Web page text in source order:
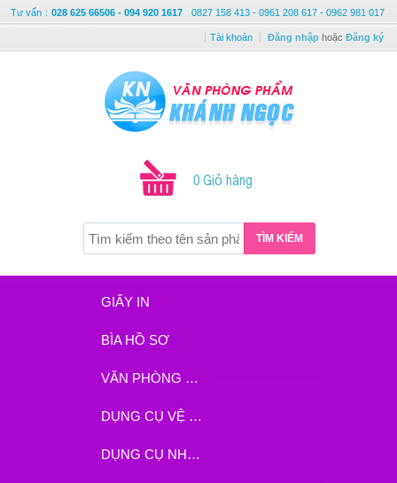
Tư vấn : 028 625 66506 - 094 920 1617 0827 158 413 - 0961 208 617 - 0962 981 017
Tài khoản Đăng nhập hoặc Đăng ký
0 Giỏ hàng
TÌM KIẾM
GIẤY IN
BÌA HỒ SƠ
VĂN PHÒNG PHẨM
DỤNG CỤ VỆ SINH
DỤNG CỤ NHÀ BẾP